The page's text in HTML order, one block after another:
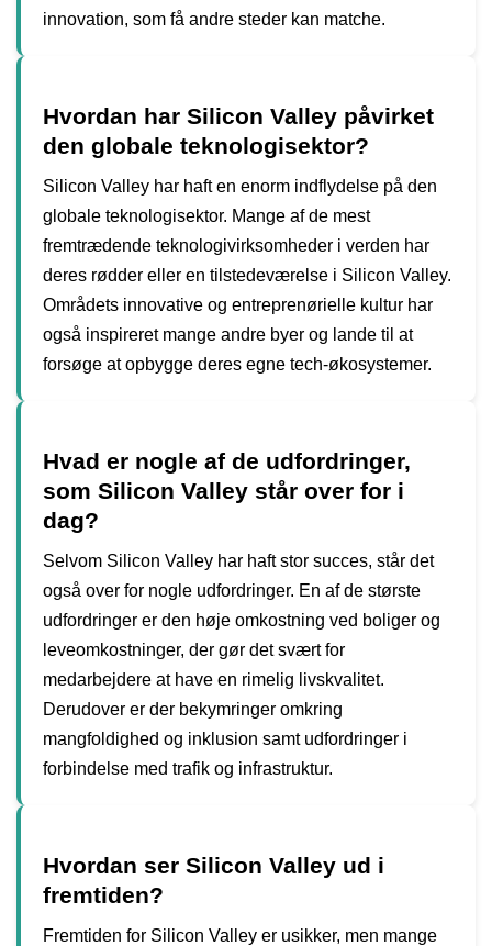
innovation, som få andre steder kan matche.
Hvordan har Silicon Valley påvirket
den globale teknologisektor?
Silicon Valley har haft en enorm indflydelse på den
globale teknologisektor. Mange af de mest
fremtrædende teknologivirksomheder i verden har
deres rødder eller en tilstedeværelse i Silicon Valley.
Områdets innovative og entreprenørielle kultur har
også inspireret mange andre byer og lande til at
forsøge at opbygge deres egne tech-økosystemer.
Hvad er nogle af de udfordringer,
som Silicon Valley står over for i
dag?
Selvom Silicon Valley har haft stor succes, står det
også over for nogle udfordringer. En af de største
udfordringer er den høje omkostning ved boliger og
leveomkostninger, der gør det svært for
medarbejdere at have en rimelig livskvalitet.
Derudover er der bekymringer omkring
mangfoldighed og inklusion samt udfordringer i
forbindelse med trafik og infrastruktur.
Hvordan ser Silicon Valley ud i
fremtiden?
Fremtiden for Silicon Valley er usikker, men mange